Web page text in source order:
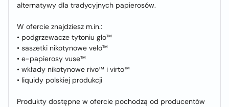
alternatywy dla tradycyjnych papierosów.
W ofercie znajdziesz m.in.:
• podgrzewacze tytoniu glo™
• saszetki nikotynowe velo™
• e-papierosy vuse™
• wkłady nikotynowe rivo™ i virto™
• liquidy polskiej produkcji
Produkty dostępne w ofercie pochodzą od producentów